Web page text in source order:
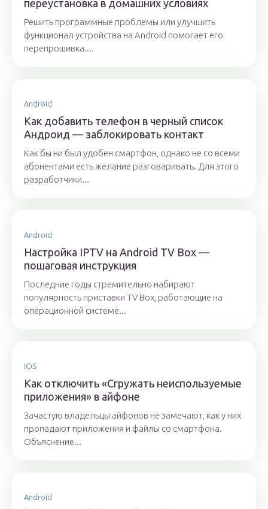
переустановка в домашних условиях
Решить программные проблемы или улучшить
функционал устройства на Android помогает его
перепрошивка....
Android
Как добавить телефон в черный список
Андроид — заблокировать контакт
Как бы ни был удобен смартфон, однако не со всеми
абонентами есть желание разговаривать. Для этого
разработчики...
Android
Настройка IPTV на Android TV Box —
пошаговая инструкция
Последние годы стремительно набирают
популярность приставки TV Box, работающие на
операционной системе...
IOS
Как отключить «Сгружать неиспользуемые
приложения» в айфоне
Зачастую владельцы айфонов не замечают, как у них
пропадают приложения и файлы со смартфона.
Объяснение...
Android